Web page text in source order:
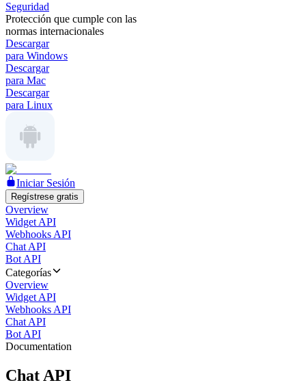
Seguridad
Protección que cumple con las
normas internacionales
Descargar
para Windows
Descargar
para Mac
Descargar
para Linux
Iniciar Sesión
Regístrese gratis
Overview
Widget API
Webhooks API
Chat API
Bot API
Categorías
Overview
Widget API
Webhooks API
Chat API
Bot API
Documentation
Chat API